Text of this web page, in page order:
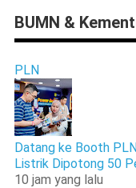
BUMN &
PLN
Datang ke Booth
Listrik Dipotong 50
10 jam yang lalu